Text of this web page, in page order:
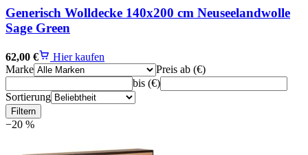
Generisch Wolldecke 140x200 cm Neuseelandwolle
Sage Green
62,00 €
Hier kaufen
Marke
Preis ab (€)
bis (€)
Sortierung
Filtern
−20 %